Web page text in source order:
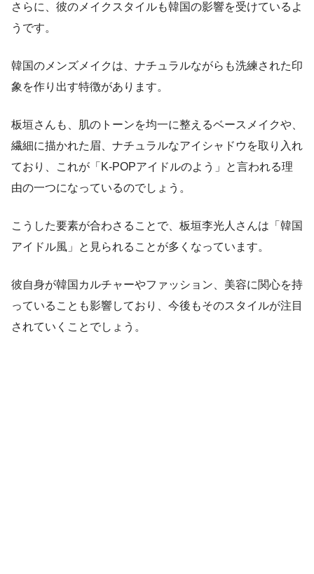
さらに、彼のメイクスタイルも韓国の影響を受けているよ
うです。
韓国のメンズメイクは、ナチュラルながらも洗練された印
象を作り出す特徴があります。
板垣さんも、肌のトーンを均一に整えるベースメイクや、
繊細に描かれた眉、ナチュラルなアイシャドウを取り入れ
ており、これが「K-POPアイドルのよう」と言われる理
由の一つになっているのでしょう。
こうした要素が合わさることで、板垣李光人さんは「韓国
アイドル風」と見られることが多くなっています。
彼自身が韓国カルチャーやファッション、美容に関心を持
っていることも影響しており、今後もそのスタイルが注目
されていくことでしょう。